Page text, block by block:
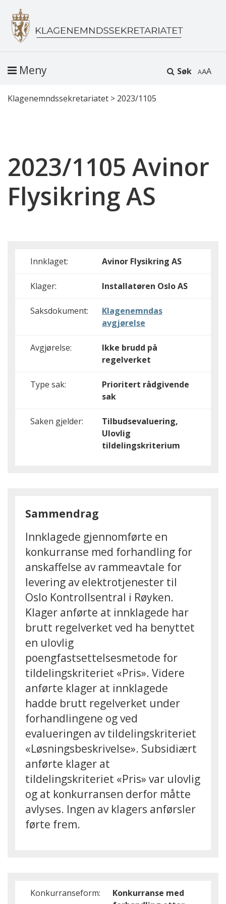
Søk A
Meny
Klagenemndssekretariatet > 2023/1105
2023/1105 Avinor
Flysikring AS
Innklaget: Avinor Flysikring AS
Klager: Installatøren Oslo AS
Saksdokument:
Klagenemndas
avgjørelse
Avgjørelse:
Ikke brudd på
regelverket
Type sak:
Prioritert rådgivende
sak
Saken gjelder:
Tilbudsevaluering,
Ulovlig
tildelingskriterium
Sammendrag
Innklagede gjennomførte en
konkurranse med forhandling for
anskaffelse av rammeavtale for
levering av elektrotjenester til
Oslo Kontrollsentral i Røyken.
Klager anførte at innklagede har
brutt regelverket ved ha benyttet
en ulovlig
poengfastsettelsesmetode for
tildelingskriteriet «Pris». Videre
anførte klager at innklagede
hadde brutt regelverket under
forhandlingene og ved
evalueringen av tildelingskriteriet
«Løsningsbeskrivelse». Subsidiært
anførte klager at
tildelingskriteriet «Pris» var ulovlig
og at konkurransen derfor måtte
avlyses. Ingen av klagers anførsler
førte frem.
Konkurranseform:
Konkurranse med